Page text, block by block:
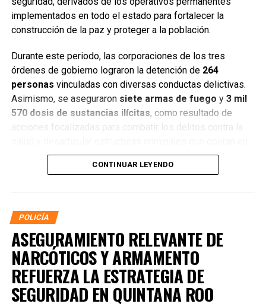
implementados en todo el estado para fortalecer la
construcción de la paz y proteger a la población.
Durante este periodo, las corporaciones de los tres
órdenes de gobierno lograron la detención de 264
personas vinculadas con diversas conductas delictivas.
Asimismo, se aseguraron siete armas de fuego y 3 mil
570 dosis de sustancias ilícitas, como resultado de
acciones focalizadas para combatir los delitos contra la
distintos municipios.
CONTINUAR LEYENDO
POLICÍA
ASEGURAMIENTO RELEVANTE DE
NARCÓTICOS Y ARMAMENTO
REFUERZA LA ESTRATEGIA DE
SEGURIDAD EN QUINTANA ROO